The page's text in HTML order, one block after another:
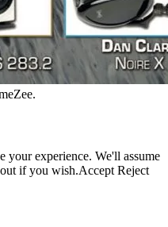
your experience. We'll assume
if you wish.Accept Reject